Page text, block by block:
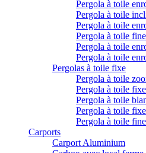
Pergola à toile
Pergola à toile
Pergola à toile
Pergola à toile fine
Pergola à toile
Pergola à toile
Pergolas à toile fixe
Pergola à toile
Pergola à toile
Pergola à toile
Pergola à toile
Pergola à toile fine
Carports
Carport Aluminium